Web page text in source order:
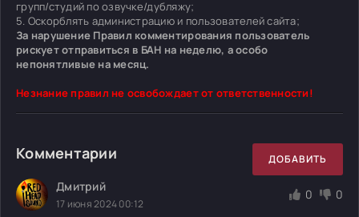
групп/студий по озвучке/дубляжу;
5. Оскорблять администрацию и пользователей сайта;
За нарушение Правил комментирования пользователь
рискует отправиться в БАН на неделю, а особо
непонятливые на месяц.
Незнание правил не освобождает от ответственности!
Комментарии ДОБАВИТЬ
Дмитрий
17 июня 2024 00:12
0 0